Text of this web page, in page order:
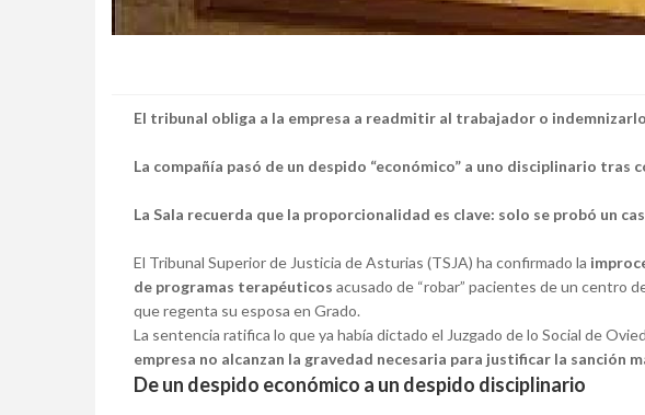
El tribunal obliga a la empresa a readmitir al trabajador o
La compañía pasó de un despido “económico” a uno disciplinario
La Sala recuerda que la proporcionalidad es clave: solo se probó un
El Tribunal Superior de Justicia de Asturias (TSJA) ha confirmado la
de programas terapéuticos acusado de “robar” pacientes de un centro
que regenta su esposa en Grado.
La sentencia ratifica lo que ya había dictado el Juzgado de lo Social de
empresa no alcanzan la gravedad necesaria para justificar la sanción
De un despido económico a un despido disciplinario